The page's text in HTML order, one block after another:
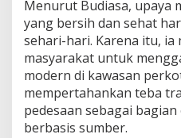
Menurut Budiasa, upaya
yang bersih dan sehat
sehari-hari. Karena itu, ia
masyarakat untuk
modern di kawasan
mempertahankan teba
pedesaan sebagai
berbasis sumber.